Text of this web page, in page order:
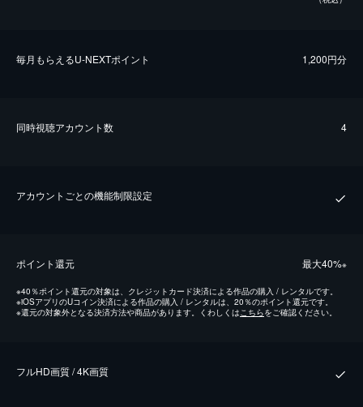
毎⽉もらえるU-NEXTポイント 1,200円分
同時視聴アカウント数 4
アカウントごとの機能制限設定
ポイント還元 最⼤40%※
※40％ポイント還元の対象は、クレジットカード決済による作品の購入 / レンタルです。
※iOSアプリのUコイン決済による作品の購入 / レンタルは、20％のポイント還元です。
※還元の対象外となる決済方法や商品があります。くわしくは こちらをご確認ください。
フルHD画質 / 4K画質